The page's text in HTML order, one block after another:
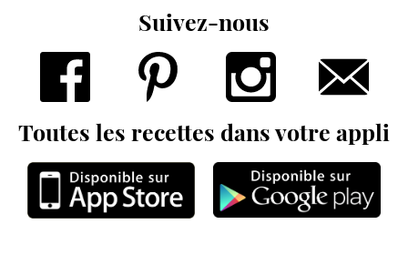
Suivez-nous
Toutes les recettes dans votre appli